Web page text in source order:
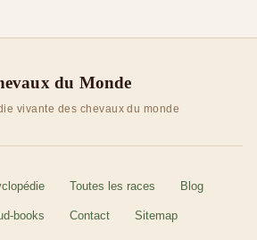
du Monde
vivante des chevaux du monde
Toutes les races Blog
books Contact Sitemap